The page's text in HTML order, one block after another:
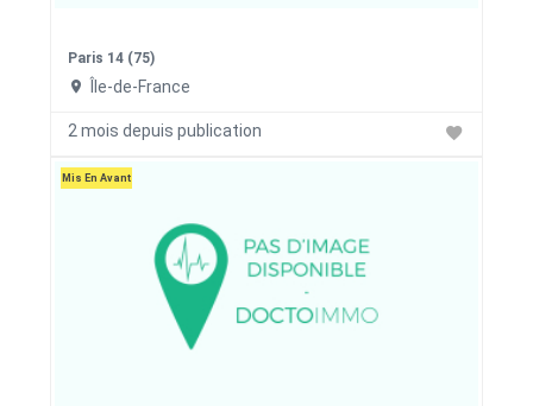
Paris 14 (75)
Île-de-France
2 mois depuis publication
Mis En Avant